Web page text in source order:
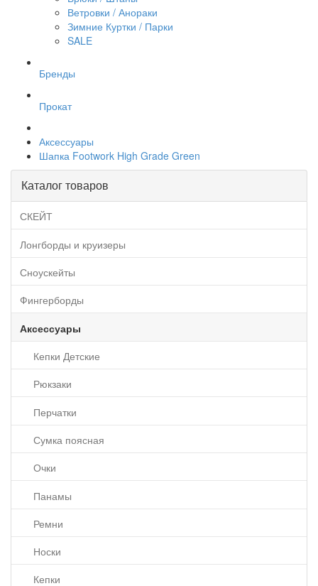
Ветровки / Анораки
Зимние Куртки / Парки
SALE
Бренды
Прокат
Аксессуары
Шапка Footwork High Grade Green
Каталог товаров
СКЕЙТ
Лонгборды и круизеры
Сноускейты
Фингерборды
Аксессуары
Кепки Детские
Рюкзаки
Перчатки
Сумка поясная
Очки
Панамы
Ремни
Носки
Кепки